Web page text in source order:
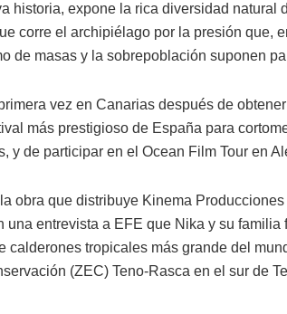
historia, expone la rica diversidad natural
corre el archipiélago por la presión que,
de masas y la sobrepoblación suponen
vez en Canarias después de
más prestigioso de España para
y de participar en el Ocean Film Tour en
obra que distribuye Kinema
una entrevista a EFE que Nika y su familia
calderones tropicales más grande del
(ZEC) Teno-Rasca en el sur de